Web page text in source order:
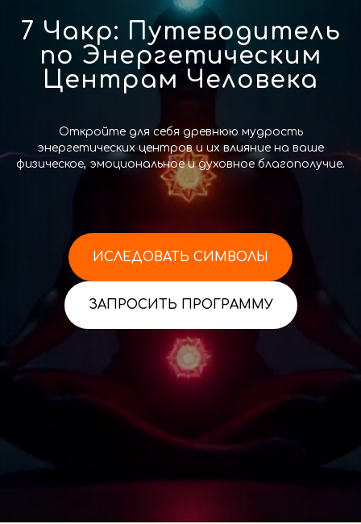
7 Чакр: Путеводитель
по Энергетическим
Центрам Человека
Откройте для себя древнюю мудрость
энергетических центров и их влияние на ваше
физическое, эмоциональное и духовное благополучие.
ИСЛЕДОВАТЬ СИМВОЛЫ
ЗАПРОСИТЬ ПРОГРАММУ